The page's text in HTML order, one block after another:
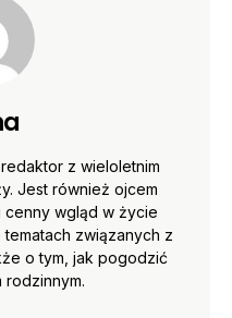
z wieloletnim
Jest również ojcem
wgląd w życie
związanych z
o tym, jak pogodzić
rodzinnym.